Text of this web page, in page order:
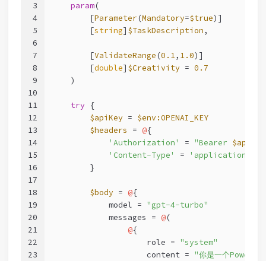
3
4
5
6
7
8
9
10
11
12
13
14
15
16
17
18
19
20
21
22
23
param(
        [
Parameter (Mandatory=$true)]
        [
string] $TaskDescription,
        [
ValidateRange (0.1, 1.0)]
        [
double] $Creativity = 0.7
    )
try {
$apiKey = $env:OPENAI_KEY
$headers = @{
'Authorization'
= "Bearer $apiKey
'Content-Type'
=
'application/
        }
$body = @{
            model =
"gpt-4-turbo"
            messages =
@(
@{
                    role =
"system"
                    content =
"你是一个